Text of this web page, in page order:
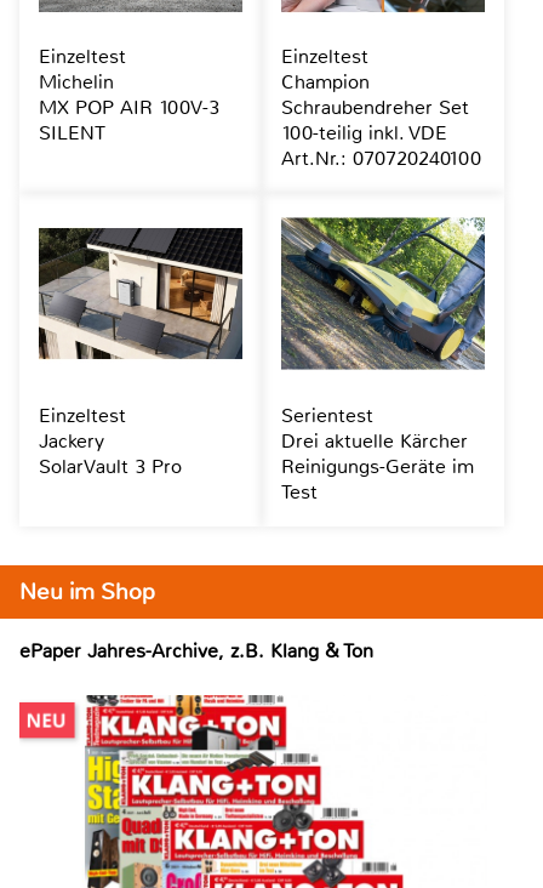
Neu im Shop
ePaper Jahres-Archive, z.B. Klang & Ton
Einzeltest
Michelin
MX POP AIR 100V-3
SILENT
Einzeltest
Champion
Schraubendreher Set
100-teilig inkl. VDE
Art.Nr.: 070720240100
Einzeltest
Jackery
SolarVault 3 Pro
Serientest
Drei aktuelle Kärcher
Reinigungs-Geräte im
Test